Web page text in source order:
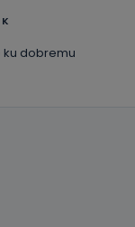
19
Po
19
ku dobremu